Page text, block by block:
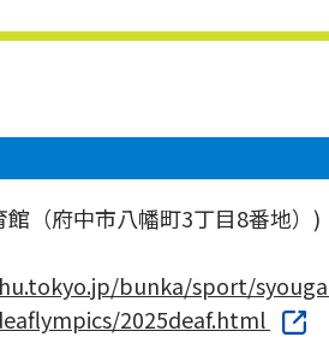
（府中市八幡町3丁目8番地）)
bunka/sport/
2025deaf.html